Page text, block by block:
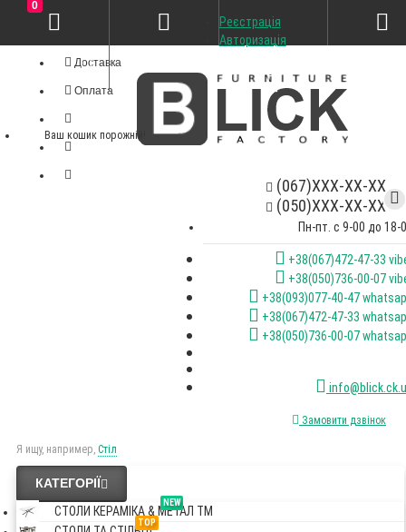
Доставка
Оплата
(067)XXX-XX-XX
(050)XXX-XX-XX
Пн-пт. с 9-00 до 18-
+38(067)472-47-33
+38(050)736-00-07
+38(093)077-40-47
+38(067)472-47-33
+38(050)736-00-07
Замовити дзвінок
Я ищу, например, Стіл
Реєстрація
Авторизація
0
Ваш кошик порожній!
КАТЕГОРІЇ
NEW
СТОЛИ КЕРАМІКА & МЕТАЛ TM
TOP